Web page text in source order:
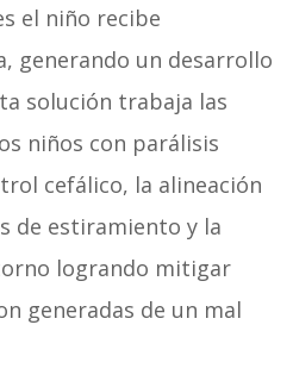
el niño recibe
generando un desarrollo
solución trabaja las
niños con parálisis
cefálico, la alineación
de estiramiento y la
logrando mitigar
generadas de un mal